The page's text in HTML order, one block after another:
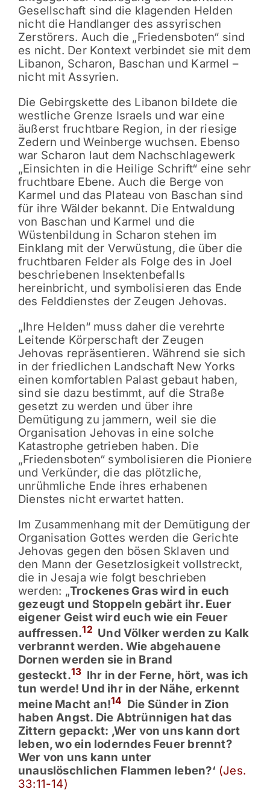
Gesellschaft sind die klagenden Helden
nicht die Handlanger des assyrischen
Zerstörers. Auch die „Friedensboten“ sind
es nicht. Der Kontext verbindet sie mit dem
Libanon, Scharon, Baschan und Karmel –
nicht mit Assyrien.
Die Gebirgskette des Libanon bildete die
westliche Grenze Israels und war eine
äußerst fruchtbare Region, in der riesige
Zedern und Weinberge wuchsen. Ebenso
war Scharon laut dem Nachschlagewerk
„Einsichten in die Heilige Schrift“ eine sehr
fruchtbare Ebene. Auch die Berge von
Karmel und das Plateau von Baschan sind
für ihre Wälder bekannt. Die Entwaldung
von Baschan und Karmel und die
Wüstenbildung in Scharon stehen im
Einklang mit der Verwüstung, die über die
fruchtbaren Felder als Folge des in Joel
beschriebenen Insektenbefalls
hereinbricht, und symbolisieren das Ende
des Felddienstes der Zeugen Jehovas.
„Ihre Helden“ muss daher die verehrte
Leitende Körperschaft der Zeugen
Jehovas repräsentieren. Während sie sich
in der friedlichen Landschaft New Yorks
einen komfortablen Palast gebaut haben,
sind sie dazu bestimmt, auf die Straße
gesetzt zu werden und über ihre
Demütigung zu jammern, weil sie die
Organisation Jehovas in eine solche
Katastrophe getrieben haben. Die
„Friedensboten“ symbolisieren die Pioniere
und Verkünder, die das plötzliche,
unrühmliche Ende ihres erhabenen
Dienstes nicht erwartet hatten.
Im Zusammenhang mit der Demütigung der
Organisation Gottes werden die Gerichte
Jehovas gegen den bösen Sklaven und
den Mann der Gesetzlosigkeit vollstreckt,
die in Jesaja wie folgt beschrieben
werden: „Trockenes Gras wird in euch
gezeugt und Stoppeln gebärt ihr. Euer
eigener Geist wird euch wie ein Feuer
auffressen.12 Und Völker werden zu Kalk
verbrannt werden. Wie abgehauene
Dornen werden sie in Brand
gesteckt.13 Ihr in der Ferne, hört, was ich
tun werde! Und ihr in der Nähe, erkennt
meine Macht an!14 Die Sünder in Zion
haben Angst. Die Abtrünnigen hat das
Zittern gepackt: ‚Wer von uns kann dort
leben, wo ein loderndes Feuer brennt?
Wer von uns kann unter
unauslöschlichen Flammen leben?‘ (Jes.
33:11-14)